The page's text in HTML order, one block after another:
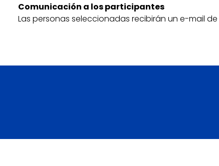
Comunicación a los participantes
Las personas seleccionadas recibirán un e-mail